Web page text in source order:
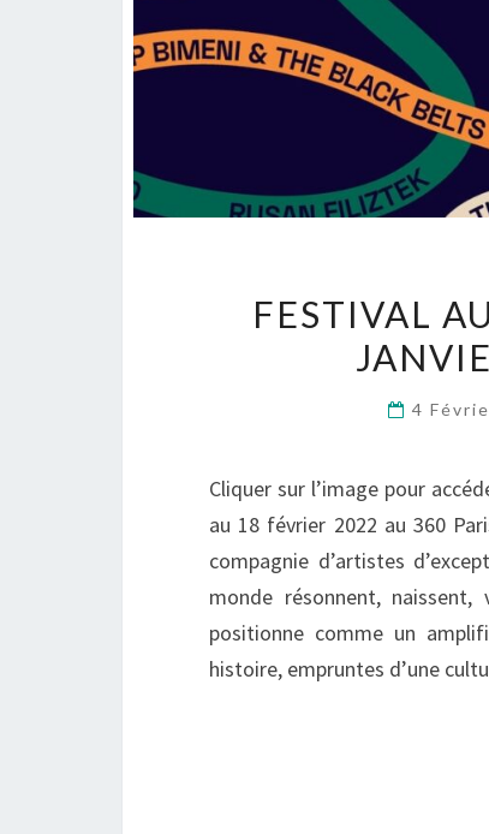
FESTIVAL
4
Cliquer sur l’image pour
au 18 février 2022 au 360
compagnie d’artistes
monde résonnent,
positionne comme un
histoire, empruntes d’une